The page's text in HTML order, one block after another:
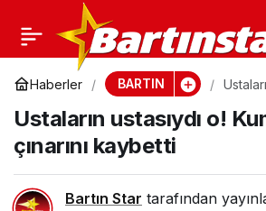
Haberler BARTIN
Ustaların ustasıydı o!
çınarını kaybetti
Bartın Star tarafından
Bartın Belediyesi’nin
işçilerine zam! 574 kişiyi
kapsıyor